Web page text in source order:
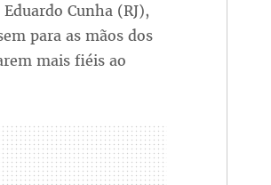
Cunha (RJ),
para as mãos dos
mais fiéis ao